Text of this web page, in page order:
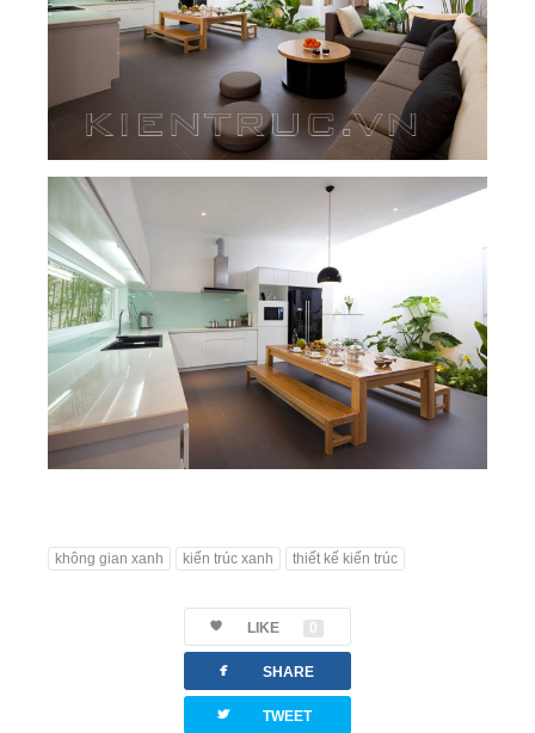
không gian xanh kiến trúc xanh thiết kế kiến trúc
LIKE 0
facebook SHARE
twitterbird TWEET